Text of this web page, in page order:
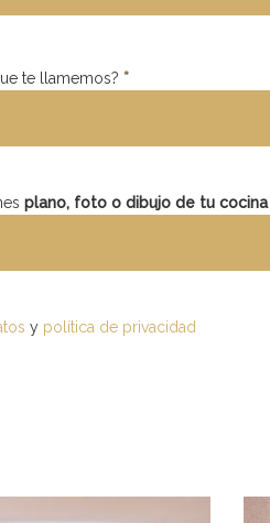
te llamemos? *
plano, foto o dibujo de tu cocina
y política de privacidad